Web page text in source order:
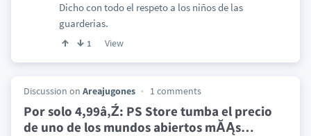
Dicho con todo el respeto a los niños de las
guarderias.
1 View
Discussion on Areajugones 1 comments
Por solo 4,99â‚Ź: PS Store tumba el precio
de uno de los mundos abiertos mĂĄs…